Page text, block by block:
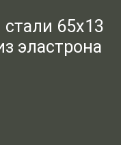
65х13
эластрона